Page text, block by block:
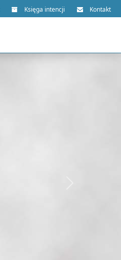
Księga intencji Kontakt